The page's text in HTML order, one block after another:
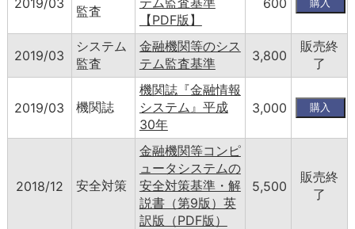
監査
【PDF版】
2019/03
システム
監査
金融機関等のシス
テム監査基準
3,800
販売終
了
2019/03 機関誌
機関誌『金融情報
システム』平成
30年
3,000
2018/12 安全対策
金融機関等コンピ
ュータシステムの
安全対策基準・解
説書（第9版）英
訳版（PDF版）
5,500
販売終
了